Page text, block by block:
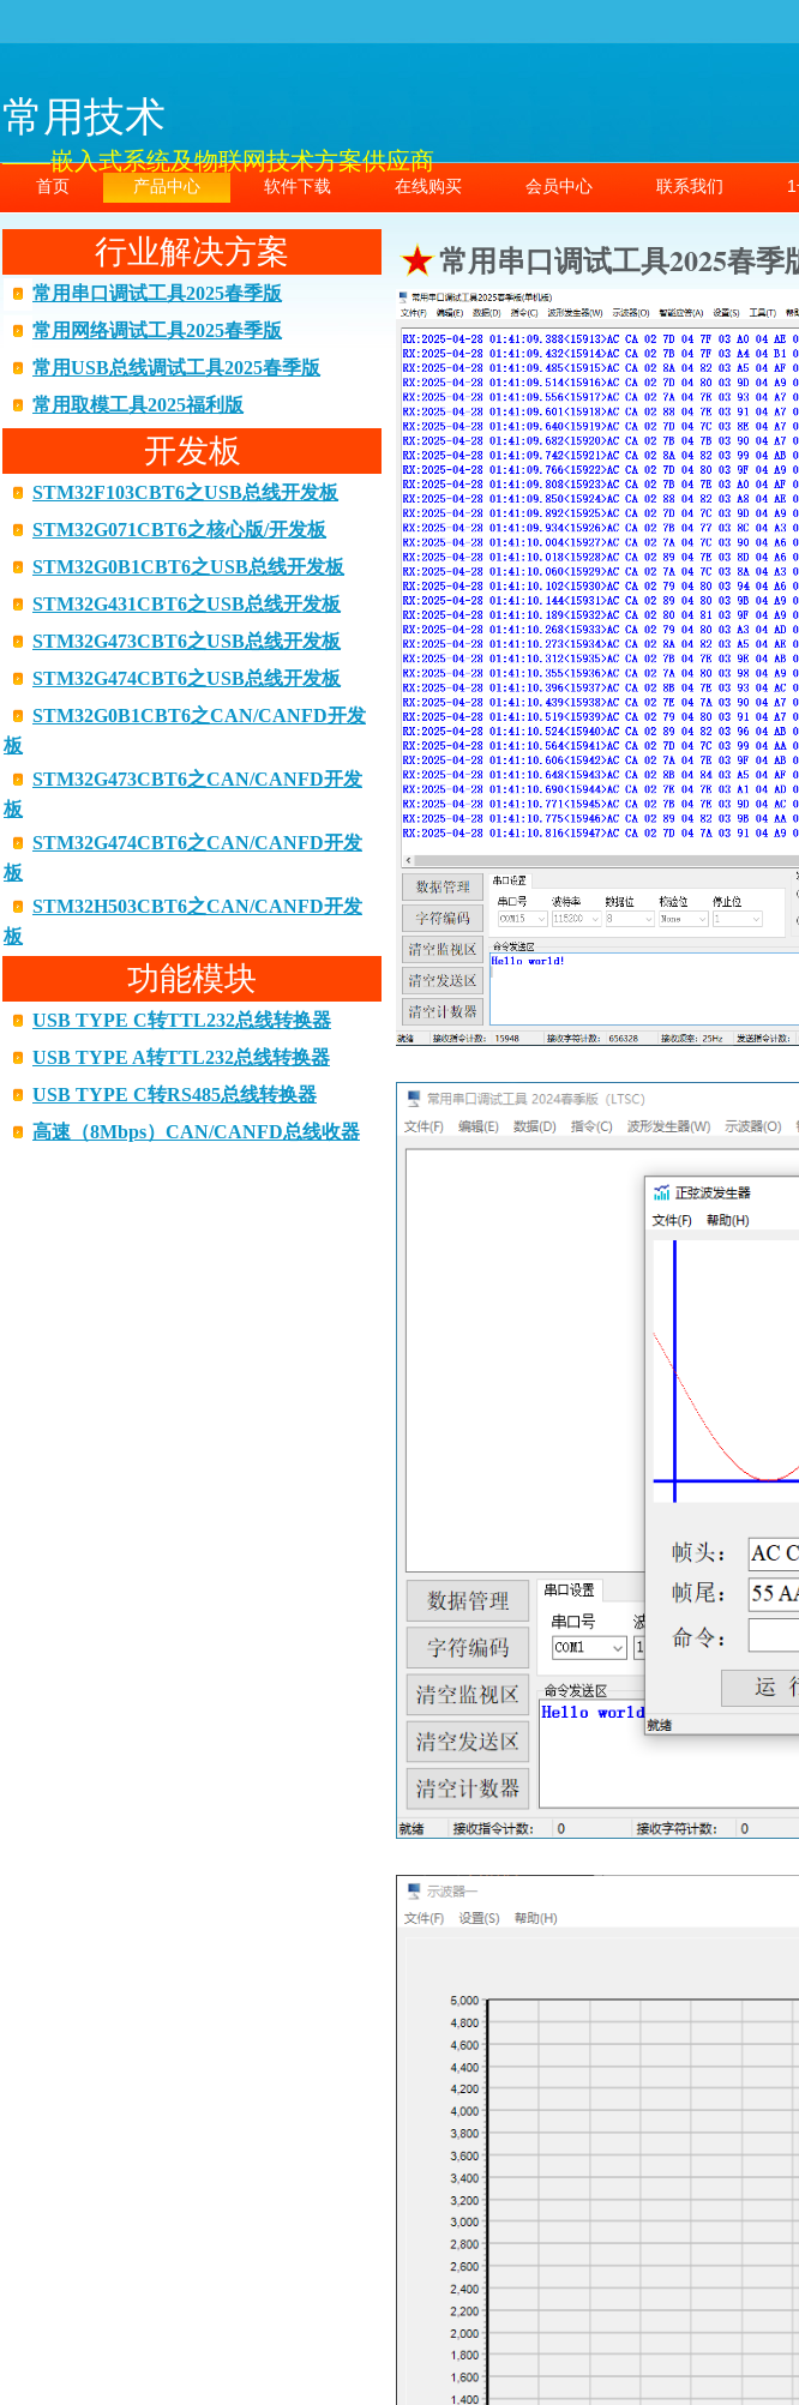
常用技术
——嵌入式系统及物联网技术方案供应商
首页 产品中心 软件下载 在线购买 会员中心 联系我们
行业解决方案
常用串口调试工具2025春季版
常用网络调试工具2025春季版
常用USB总线调试工具2025春季版
常用取模工具2025福利版
开发板
STM32F103CBT6之USB总线开发板
STM32G071CBT6之核心版/开发板
STM32G0B1CBT6之USB总线开发板
STM32G431CBT6之USB总线开发板
STM32G473CBT6之USB总线开发板
STM32G474CBT6之USB总线开发板
STM32G0B1CBT6之CAN/CANFD开发
板
STM32G473CBT6之CAN/CANFD开发
板
STM32G474CBT6之CAN/CANFD开发
板
STM32H503CBT6之CAN/CANFD开发
板
功能模块
USB TYPE C转TTL232总线转换器
USB TYPE A转TTL232总线转换器
USB TYPE C转RS485总线转换器
高速（8Mbps）CAN/CANFD总线收器
常用串口调试工具2025春季